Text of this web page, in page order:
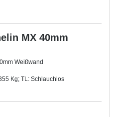
MX 40mm
Weißwand
Kg; TL: Schlauchlos